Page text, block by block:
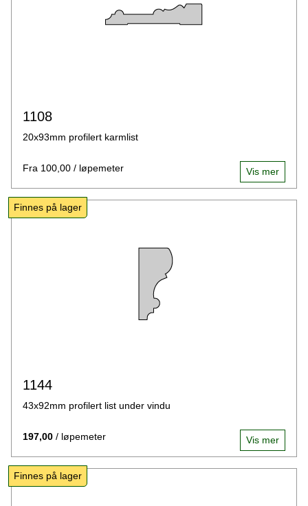
1108
20x93mm profilert karmlist
Fra 100,00 / løpemeter Vis mer
Finnes på lager
1144
43x92mm profilert list under vindu
197,00 / løpemeter Vis mer
Finnes på lager